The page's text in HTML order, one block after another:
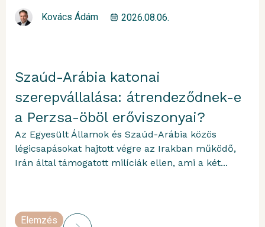
Kovács Ádám 2026.08.06.
Szaúd-Arábia katonai
szerepvállalása: átrendeződnek-e
a Perzsa-öböl erőviszonyai?
Az Egyesült Államok és Szaúd-Arábia közös
légicsapásokat hajtott végre az Irakban működő,
Irán által támogatott milíciák ellen, ami a két...
Elemzés